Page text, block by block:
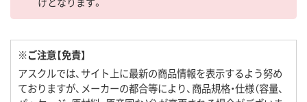
※ご注意【免責】
アスクルでは、サイト上に最新の商品情報を表示するよう努め
ておりますが、メーカーの都合等により、商品規格・仕様（容量、